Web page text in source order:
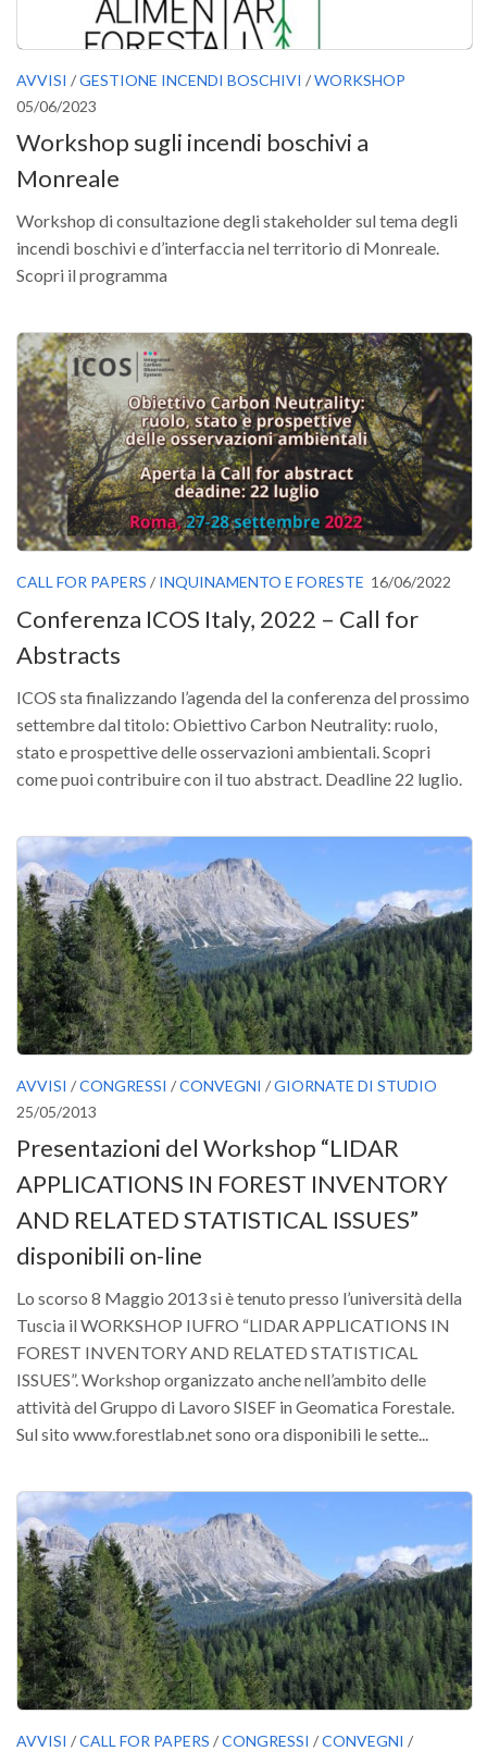
AVVISI /GESTIONE INCENDI BOSCHIVI /WORKSHOP
05/06/2023
Workshop sugli incendi boschivi a
Monreale
Workshop di consultazione degli stakeholder sul tema degli
incendi boschivi e d’interfaccia nel territorio di Monreale.
Scopri il programma
CALL FOR PAPERS / INQUINAMENTO E FORESTE 16/06/2022
Conferenza ICOS Italy, 2022 – Call for
Abstracts
ICOS sta finalizzando l’agenda del la conferenza del prossimo
settembre dal titolo: Obiettivo Carbon Neutrality: ruolo,
stato e prospettive delle osservazioni ambientali. Scopri
come puoi contribuire con il tuo abstract. Deadline 22 luglio.
AVVISI /CONGRESSI /CONVEGNI /GIORNATE DI STUDIO
25/05/2013
Presentazioni del Workshop “LIDAR
APPLICATIONS IN FOREST INVENTORY
AND RELATED STATISTICAL ISSUES”
disponibili on-line
Lo scorso 8 Maggio 2013 si è tenuto presso l’università della
Tuscia il WORKSHOP IUFRO “LIDAR APPLICATIONS IN
FOREST INVENTORY AND RELATED STATISTICAL
ISSUES”. Workshop organizzato anche nell’ambito delle
attività del Gruppo di Lavoro SISEF in Geomatica Forestale.
Sul sito www.forestlab.net sono ora disponibili le sette...
AVVISI /CALL FOR PAPERS /CONGRESSI /CONVEGNI /